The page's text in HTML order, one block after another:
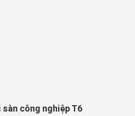
sàn công nghiệp T6